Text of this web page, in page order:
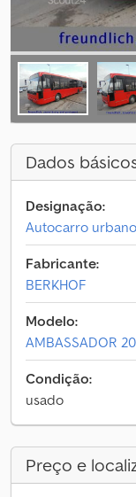
Dados
Designação:
Autocarro urbano
Fabricante:
BERKHOF
Modelo:
AMBASSADOR
Condição:
usado
Preço e